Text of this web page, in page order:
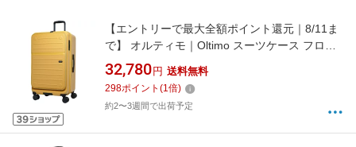
【エントリーで最大全額ポイント還元｜8/11ま
で】 オルティモ｜Oltimo スーツケース フロン
トオープン 約92L/拡張時約103L 旅行目安：7
泊〜 マスタード OT-0857-69N-MS [TSAロック
搭載]
32,780 円 送料無料
298ポイント (1倍)
約2〜3週間で出荷予定